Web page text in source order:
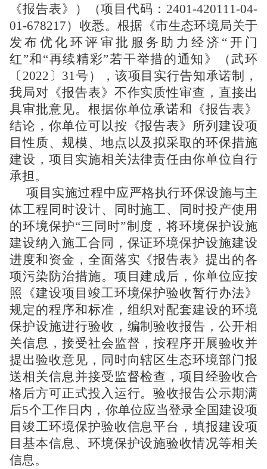
《报告表》）（项目代码：2401-420111-04-
01-678217）收悉。根据《市生态环境局关于
发布优化环评审批服务助力经济“开门
红”和“再续精彩”若干举措的通知》（武环
〔2022〕31号），该项目实行告知承诺制，
我局对《报告表》不作实质性审查，直接出
具审批意见。根据你单位承诺和《报告表》
结论，你单位可以按《报告表》所列建设项
目性质、规模、地点以及拟采取的环保措施
建设，项目实施相关法律责任由你单位自行
承担。
项目实施过程中应严格执行环保设施与主
体工程同时设计、同时施工、同时投产使用
的环境保护“三同时”制度，将环境保护设施
建设纳入施工合同，保证环境保护设施建设
进度和资金，全面落实《报告表》提出的各
项污染防治措施。项目建成后，你单位应按
照《建设项目竣工环境保护验收暂行办法》
规定的程序和标准，组织对配套建设的环境
保护设施进行验收，编制验收报告，公开相
关信息，接受社会监督，按程序开展验收并
提出验收意见，同时向辖区生态环境部门报
送相关信息并接受监督检查，项目经验收合
格后方可正式投入运行。验收报告公示期满
后5个工作日内，你单位应当登录全国建设项
目竣工环境保护验收信息平台，填报建设项
目基本信息、环境保护设施验收情况等相关
信息。